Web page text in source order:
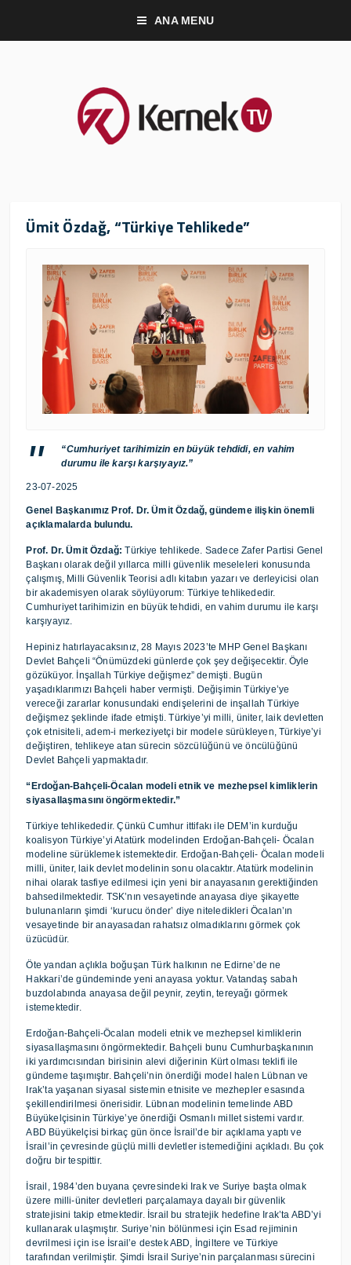
ANA MENU
Ümit Özdağ, “Türkiye Tehlikede”
“Cumhuriyet tarihimizin en büyük tehdidi, en vahim
durumu ile karşı karşıyayız.”
23-07-2025
Genel Başkanımız Prof. Dr. Ümit Özdağ, gündeme ilişkin önemli
açıklamalarda bulundu.
Prof. Dr. Ümit Özdağ:Türkiye tehlikede. Sadece Zafer Partisi Genel
Başkanı olarak değil yıllarca milli güvenlik meseleleri konusunda
çalışmış, Milli Güvenlik Teorisi adlı kitabın yazarı ve derleyicisi olan
bir akademisyen olarak söylüyorum: Türkiye tehlikededir.
Cumhuriyet tarihimizin en büyük tehdidi, en vahim durumu ile karşı
karşıyayız.
Hepiniz hatırlayacaksınız, 28 Mayıs 2023’te MHP Genel Başkanı
Devlet Bahçeli “Önümüzdeki günlerde çok şey değişecektir. Öyle
gözüküyor. İnşallah Türkiye değişmez” demişti. Bugün
yaşadıklarımızı Bahçeli haber vermişti. Değişimin Türkiye’ye
vereceği zararlar konusundaki endişelerini de inşallah Türkiye
değişmez şeklinde ifade etmişti. Türkiye’yi milli, üniter, laik devletten
çok etnisiteli, adem-i merkeziyetçi bir modele sürükleyen, Türkiye’yi
değiştiren, tehlikeye atan sürecin sözcülüğünü ve öncülüğünü
Devlet Bahçeli yapmaktadır.
“Erdoğan-Bahçeli-Öcalan modeli etnik ve mezhepsel kimliklerin
siyasallaşmasını öngörmektedir.”
Türkiye tehlikededir. Çünkü Cumhur ittifakı ile DEM’in kurduğu
koalisyon Türkiye’yi Atatürk modelinden Erdoğan-Bahçeli- Öcalan
modeline sürüklemek istemektedir. Erdoğan-Bahçeli- Öcalan modeli
milli, üniter, laik devlet modelinin sonu olacaktır. Atatürk modelinin
nihai olarak tasfiye edilmesi için yeni bir anayasanın gerektiğinden
bahsedilmektedir. TSK’nın vesayetinde anayasa diye şikayette
bulunanların şimdi ‘kurucu önder’ diye niteledikleri Öcalan’ın
vesayetinde bir anayasadan rahatsız olmadıklarını görmek çok
üzücüdür.
Öte yandan açlıkla boğuşan Türk halkının ne Edirne’de ne
Hakkari’de gündeminde yeni anayasa yoktur. Vatandaş sabah
buzdolabında anayasa değil peynir, zeytin, tereyağı görmek
istemektedir.
Erdoğan-Bahçeli-Öcalan modeli etnik ve mezhepsel kimliklerin
siyasallaşmasını öngörmektedir. Bahçeli bunu Cumhurbaşkanının
iki yardımcısından birisinin alevi diğerinin Kürt olması teklifi ile
gündeme taşımıştır. Bahçeli’nin önerdiği model halen Lübnan ve
Irak’ta yaşanan siyasal sistemin etnisite ve mezhepler esasında
şekillendirilmesi önerisidir. Lübnan modelinin temelinde ABD
Büyükelçisinin Türkiye’ye önerdiği Osmanlı millet sistemi vardır.
ABD Büyükelçisi birkaç gün önce İsrail’de bir açıklama yaptı ve
İsrail’in çevresinde güçlü milli devletler istemediğini açıkladı. Bu çok
doğru bir tespittir.
İsrail, 1984’den buyana çevresindeki Irak ve Suriye başta olmak
üzere milli-üniter devletleri parçalamaya dayalı bir güvenlik
stratejisini takip etmektedir. İsrail bu stratejik hedefine Irak’ta ABD’yi
kullanarak ulaşmıştır. Suriye’nin bölünmesi için Esad rejiminin
devrilmesi için ise İsrail’e destek ABD, İngiltere ve Türkiye
tarafından verilmiştir. Şimdi İsrail Suriye’nin parçalanması sürecini